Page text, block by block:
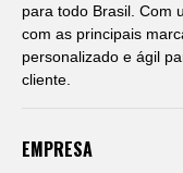
para todo Brasil. Com
com as principais
personalizado e ágil
cliente.
EMPRESA